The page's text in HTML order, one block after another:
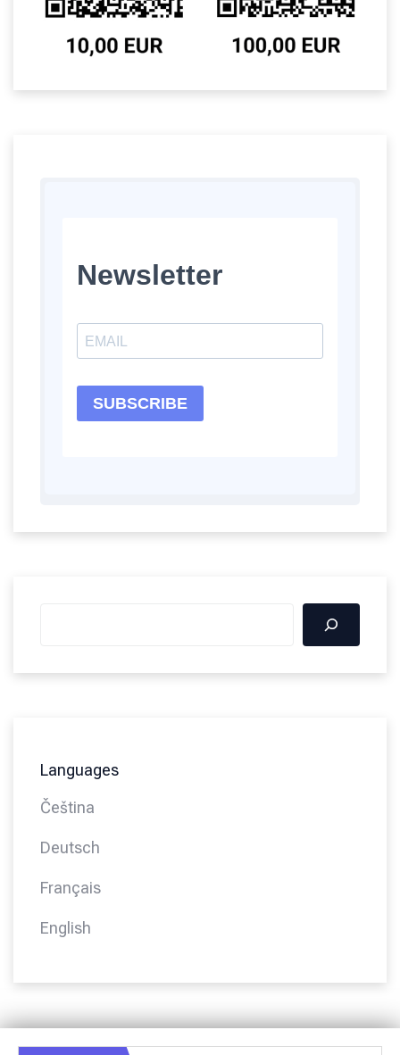
Languages
Čeština
Deutsch
Français
English